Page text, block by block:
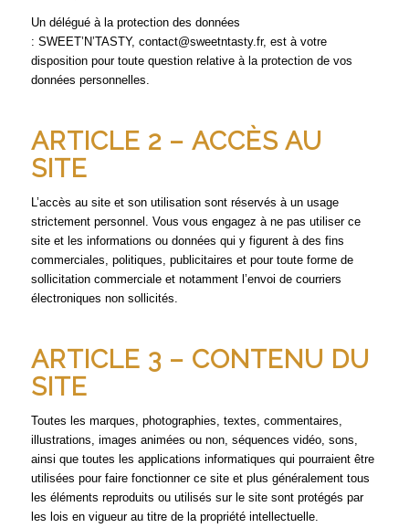
Un délégué à la protection des données
: SWEET’N’TASTY, contact@sweetntasty.fr, est à votre
disposition pour toute question relative à la protection de vos
données personnelles.
ARTICLE 2 – ACCÈS AU
SITE
L’accès au site et son utilisation sont réservés à un usage
strictement personnel. Vous vous engagez à ne pas utiliser ce
site et les informations ou données qui y figurent à des fins
commerciales, politiques, publicitaires et pour toute forme de
sollicitation commerciale et notamment l’envoi de courriers
électroniques non sollicités.
ARTICLE 3 – CONTENU DU
SITE
Toutes les marques, photographies, textes, commentaires,
illustrations, images animées ou non, séquences vidéo, sons,
ainsi que toutes les applications informatiques qui pourraient être
utilisées pour faire fonctionner ce site et plus généralement tous
les éléments reproduits ou utilisés sur le site sont protégés par
les lois en vigueur au titre de la propriété intellectuelle.